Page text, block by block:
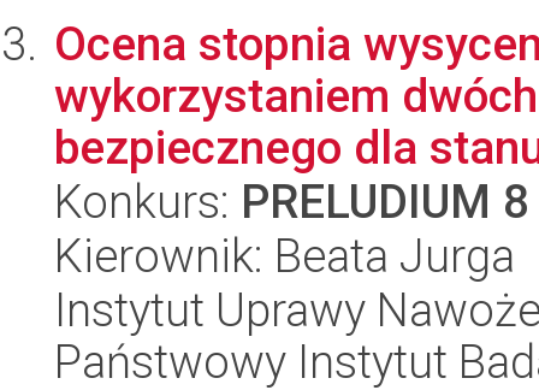
Ocena stopnia
wykorzystaniem
bezpiecznego dla
Konkurs: PRELUDIUM 8
Kierownik: Beata Jurga
Instytut Uprawy
Państwowy Instytut